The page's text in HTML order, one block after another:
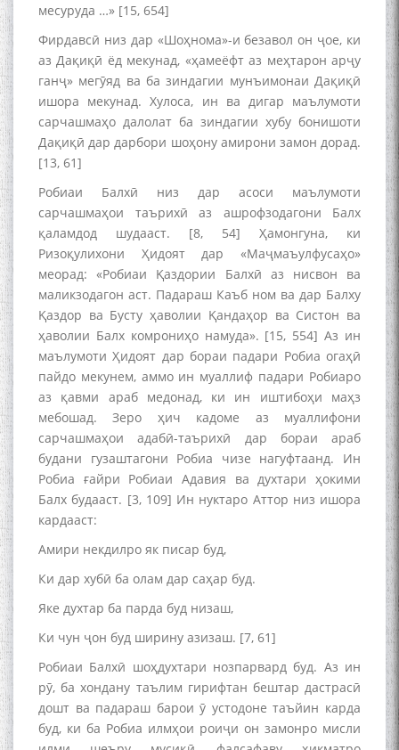
месуруда …» [15, 654]
Фирдавсӣ низ дар «Шоҳнома»-и безавол он ҷое, ки
аз Дақиқӣ ёд мекунад, «ҳамеёфт аз меҳтарон арҷу
ганҷ» мегӯяд ва ба зиндагии мунъимонаи Дақиқӣ
ишора мекунад. Хулоса, ин ва дигар маълумоти
сарчашмаҳо далолат ба зиндагии хубу бонишоти
Дақиқӣ дар дарбори шоҳону амирони замон дорад.
[13, 61]
Робиаи Балхӣ низ дар асоси маълумоти
сарчашмаҳои таърихӣ аз ашрофзодагони Балх
қаламдод шудааст. [8, 54] Ҳамонгуна, ки
Ризоқулихони Ҳидоят дар «Маҷмаъулфусаҳо»
меорад: «Робиаи Қаздории Балхӣ аз нисвон ва
маликзодагон аст. Падараш Каъб ном ва дар Балху
Қаздор ва Бусту ҳаволии Қандаҳор ва Систон ва
ҳаволии Балх комрониҳо намуда». [15, 554] Аз ин
маълумоти Ҳидоят дар бораи падари Робиа огаҳӣ
пайдо мекунем, аммо ин муаллиф падари Робиаро
аз қавми араб медонад, ки ин иштибоҳи маҳз
мебошад. Зеро ҳич кадоме аз муаллифони
сарчашмаҳои адабӣ-таърихӣ дар бораи араб
будани гузаштагони Робиа чизе нагуфтаанд. Ин
Робиа ғайри Робиаи Адавия ва духтари ҳокими
Балх будааст. [3, 109] Ин нуктаро Аттор низ ишора
кардааст:
Амири некдилро як писар буд,
Ки дар хубӣ ба олам дар саҳар буд.
Яке духтар ба парда буд низаш,
Ки чун ҷон буд ширину азизаш. [7, 61]
Робиаи Балхӣ шоҳдухтари нозпарвард буд. Аз ин
рӯ, ба хондану таълим гирифтан бештар дастрасӣ
дошт ва падараш барои ӯ устодоне таъйин карда
буд, ки ба Робиа илмҳои роиҷи он замонро мисли